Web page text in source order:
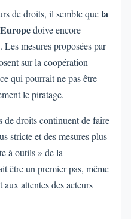
de droits, il semble quela
doive encore
mesures proposées par
sur la coopération
qui pourrait ne pas être
le piratage.
de droits continuent de faire
stricte et des mesures plus
à outils » de la
être un premier pas, même
attentes des acteurs